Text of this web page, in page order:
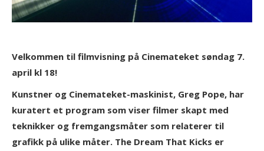
Velkommen til filmvisning på Cinemateket søndag 7.
april kl 18!
Kunstner og Cinemateket-maskinist, Greg Pope, har
kuratert et program som viser filmer skapt med
teknikker og fremgangsmåter som relaterer til
grafikk på ulike måter. The Dream That Kicks er